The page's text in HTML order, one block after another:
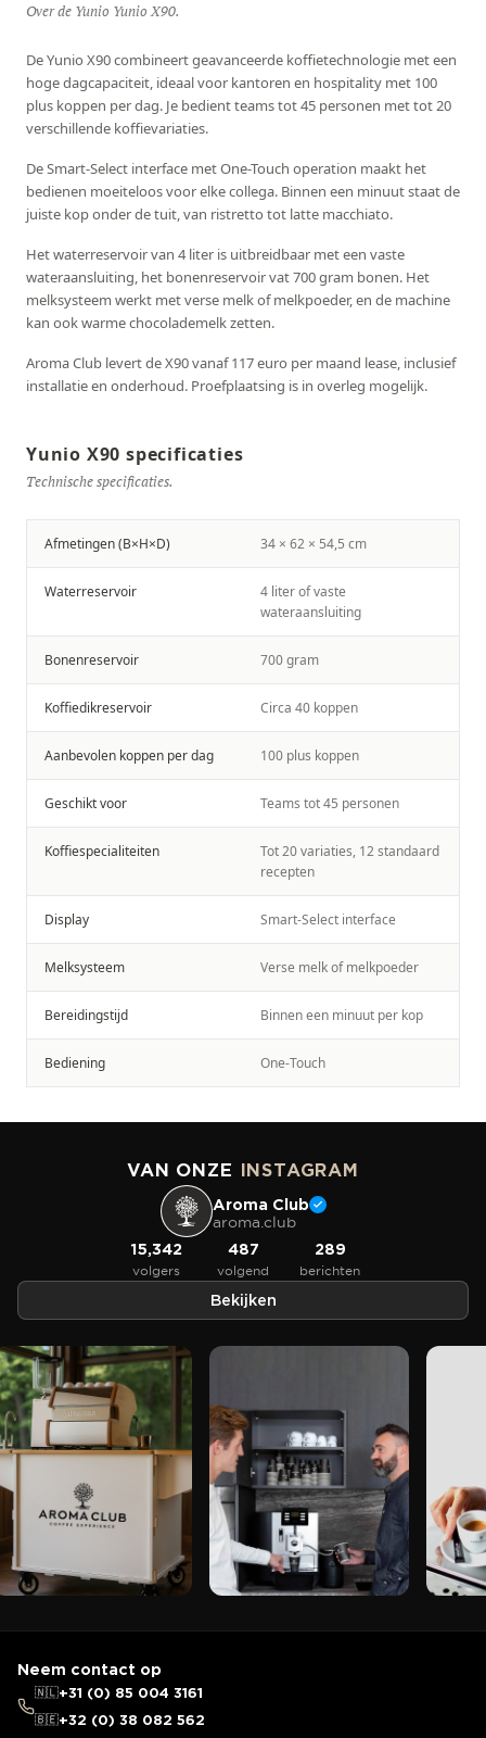
Over de Yunio Yunio X90.
De Yunio X90 combineert geavanceerde koffietechnologie met een
hoge dagcapaciteit, ideaal voor kantoren en hospitality met 100
plus koppen per dag. Je bedient teams tot 45 personen met tot 20
verschillende koffievariaties.
De Smart-Select interface met One-Touch operation maakt het
bedienen moeiteloos voor elke collega. Binnen een minuut staat de
juiste kop onder de tuit, van ristretto tot latte macchiato.
Het waterreservoir van 4 liter is uitbreidbaar met een vaste
wateraansluiting, het bonenreservoir vat 700 gram bonen. Het
melksysteem werkt met verse melk of melkpoeder, en de machine
kan ook warme chocolademelk zetten.
Aroma Club levert de X90 vanaf 117 euro per maand lease, inclusief
installatie en onderhoud. Proefplaatsing is in overleg mogelijk.
Yunio X90 specificaties
Technische specificaties.
Afmetingen (B×H×D) 34 × 62 × 54,5 cm
Waterreservoir
4 liter of vaste
wateraansluiting
Bonenreservoir 700 gram
Koffiedikreservoir Circa 40 koppen
Aanbevolen koppen per dag 100 plus koppen
Geschikt voor Teams tot 45 personen
Koffiespecialiteiten
Tot 20 variaties, 12 standaard
recepten
Display Smart-Select interface
Melksysteem Verse melk of melkpoeder
Bereidingstijd Binnen een minuut per kop
Bediening One-Touch
VAN ONZE INSTAGRAM
Aroma Club
aroma.club
15,342
volgers
487
volgend
289
berichten
Bekijken
Neem contact op
🇳🇱+31 (0) 85 004 3161
🇧🇪+32 (0) 38 082 562